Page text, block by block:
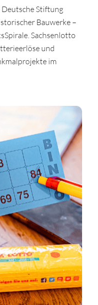
Deutsche Stiftung
Bauwerke –
Sachsenlotto
und
im